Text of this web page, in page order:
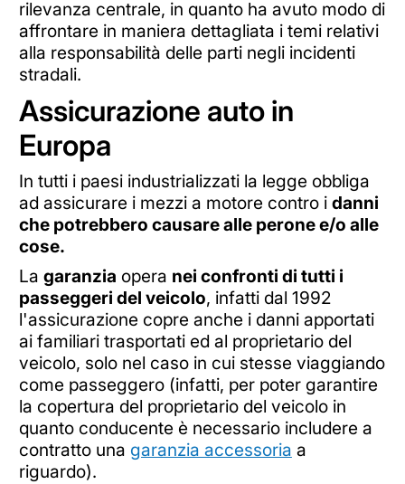
rilevanza centrale, in quanto ha avuto modo di
affrontare in maniera dettagliata i temi relativi
alla responsabilità delle parti negli incidenti
stradali.
Assicurazione auto in
Europa
In tutti i paesi industrializzati la legge obbliga
ad assicurare i mezzi a motore contro i danni
che potrebbero causare alle perone e/o alle
cose.
La garanzia opera nei confronti di tutti i
passeggeri del veicolo, infatti dal 1992
l'assicurazione copre anche i danni apportati
ai familiari trasportati ed al proprietario del
veicolo, solo nel caso in cui stesse viaggiando
come passeggero (infatti, per poter garantire
la copertura del proprietario del veicolo in
quanto conducente è necessario includere a
contratto una garanzia accessoria a
riguardo).